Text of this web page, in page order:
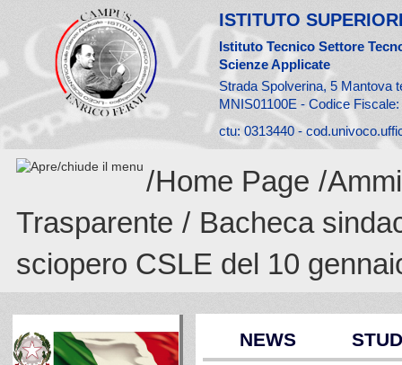
ISTITUTO
Istituto Tecnico Settore
Scienze Applicate
Strada Spolverina, 5 Mantova
MNIS01100E - Codice
ctu: 0313440 -
/Home Page /
Trasparente / Bacheca
sciopero CSLE del 10
NEWS